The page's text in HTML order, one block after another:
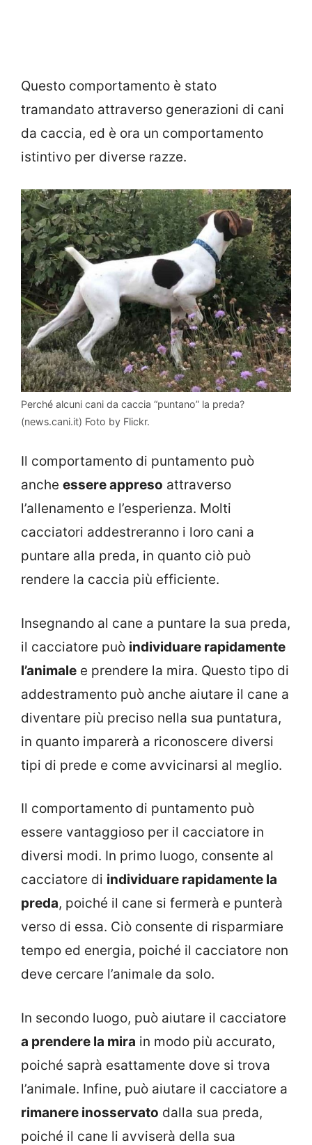
Questo comportamento è stato
tramandato attraverso generazioni di cani
da caccia, ed è ora un comportamento
istintivo per diverse razze.
Perché alcuni cani da caccia “puntano” la preda?
(news.cani.it) Foto by Flickr.
Il comportamento di puntamento può
anche essere appreso attraverso
l’allenamento e l’esperienza. Molti
cacciatori addestreranno i loro cani a
puntare alla preda, in quanto ciò può
rendere la caccia più efficiente.
Insegnando al cane a puntare la sua preda,
il cacciatore può individuare rapidamente
l’animale e prendere la mira. Questo tipo di
addestramento può anche aiutare il cane a
diventare più preciso nella sua puntatura,
in quanto imparerà a riconoscere diversi
tipi di prede e come avvicinarsi al meglio.
Il comportamento di puntamento può
essere vantaggioso per il cacciatore in
diversi modi. In primo luogo, consente al
cacciatore di individuare rapidamente la
preda, poiché il cane si fermerà e punterà
verso di essa. Ciò consente di risparmiare
tempo ed energia, poiché il cacciatore non
deve cercare l’animale da solo.
In secondo luogo, può aiutare il cacciatore
a prendere la mira in modo più accurato,
poiché saprà esattamente dove si trova
l’animale. Infine, può aiutare il cacciatore a
rimanere inosservato dalla sua preda,
poiché il cane li avviserà della sua